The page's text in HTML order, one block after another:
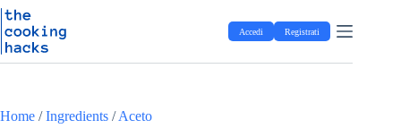
S
t
c
Salta
al
contenuto
Accedi Registrati
Home /Ingredients /Aceto